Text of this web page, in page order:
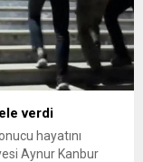
verdi
hayatını
Aynur Kanbur